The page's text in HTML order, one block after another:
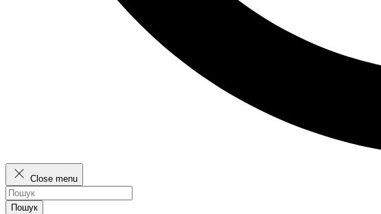
Close menu
Пошук